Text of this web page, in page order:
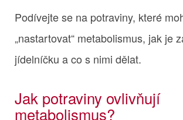
Podívejte se na potraviny, které
„nastartovat“ metabolismus, jak je
jídelníčku a co s nimi dělat.
Jak potraviny ovlivňují
metabolismus?